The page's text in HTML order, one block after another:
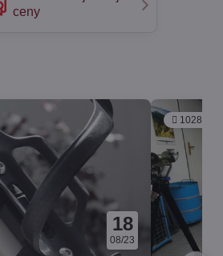
18
08/23
102813
ceny